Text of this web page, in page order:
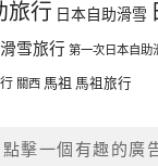
旅行 日本自助滑雪
滑雪旅行 第一次日本自助
關西 馬祖 馬祖旅行
點擊一個有趣的廣